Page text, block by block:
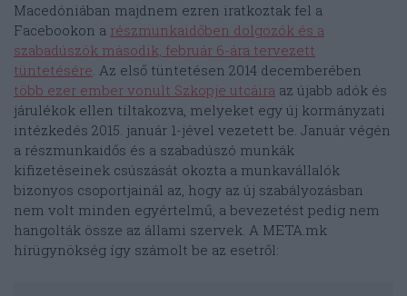
Macedóniában majdnem ezren iratkoztak fel a
Facebookon a részmunkaidőben dolgozók és a
szabadúszók második, február 6-ára tervezett
tüntetésére. Az első tüntetésen 2014 decemberében
több ezer ember vonult Szkopje utcáira az újabb adók és
járulékok ellen tiltakozva, melyeket egy új kormányzati
intézkedés 2015. január 1-jével vezetett be. Január végén
a részmunkaidős és a szabadúszó munkák
kifizetéseinek csúszását okozta a munkavállalók
bizonyos csoportjainál az, hogy az új szabályozásban
nem volt minden egyértelmű, a bevezetést pedig nem
hangolták össze az állami szervek. A META.mk
hírügynökség így számolt be az esetről: